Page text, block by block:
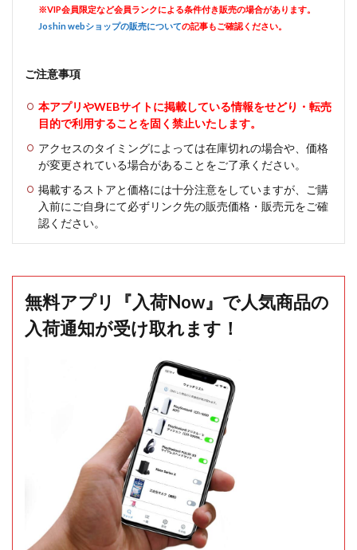
※VIP会員限定など会員ランクによる条件付き販売の場合があります。
Joshin webショップの販売についての記事もご確認ください。
ご注意事項
本アプリやWEBサイトに掲載している情報をせどり・転売
目的で利用することを固く禁止いたします。
アクセスのタイミングによっては在庫切れの場合や、価格
が変更されている場合があることをご了承ください。
掲載するストアと価格には十分注意をしていますが、ご購
入前にご自身にて必ずリンク先の販売価格・販売元をご確
認ください。
無料アプリ『入荷Now』で人気商品の
入荷通知が受け取れます！